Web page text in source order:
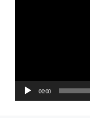
00:00